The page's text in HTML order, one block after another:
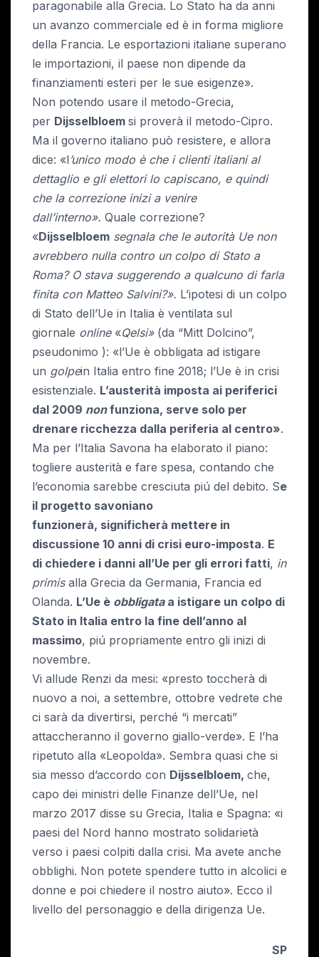
paragonabile alla Grecia. Lo Stato ha da anni
un avanzo commerciale ed è in forma migliore
della Francia. Le esportazioni italiane superano
le importazioni, il paese non dipende da
finanziamenti esteri per le sue esigenze».
Non potendo usare il metodo-Grecia,
per Dijsselbloem si proverà il metodo-Cipro.
Ma il governo italiano può resistere, e allora
dice: «l ’unico modo è che i clienti italiani al
dettaglio e gli elettori lo capiscano, e quindi
che la correzione inizi a venire
dall’interno». Quale correzione?
«Dijsselbloem segnala che le autorità Ue non
avrebbero nulla contro un colpo di Stato a
Roma? O stava suggerendo a qualcuno di farla
finita con Matteo Salvini?». L’ipotesi di un colpo
di Stato dell’Ue in Italia è ventilata sul
giornale online«Qelsi»(da “Mitt Dolcino”,
pseudonimo ): «l’Ue è obbligata ad istigare
un golpein Italia entro fine 2018; l’Ue è in crisi
esistenziale. L’austerità imposta ai periferici
dal 2009 nonfunziona, serve solo per
drenare ricchezza dalla periferia al centro».
Ma per l’Italia Savona ha elaborato il piano:
togliere austerità e fare spesa, contando che
l’economia sarebbe cresciuta piú del debito. Se
il progetto savoniano
funzionerà, significherà mettere in
discussione 10 anni di crisi euro-imposta. E
di chiedere i danni all’Ue per gli errori fatti, in
primisalla Grecia da Germania, Francia ed
Olanda. L’Ue è obbligataa istigare un colpo di
Stato in Italia entro la fine dell’anno al
massimo, piú propriamente entro gli inizi di
novembre.
Vi allude Renzi da mesi: «presto toccherà di
nuovo a noi, a settembre, ottobre vedrete che
ci sarà da divertirsi, perché “i mercati”
attaccheranno il governo giallo-verde». E l’ha
ripetuto alla «Leopolda». Sembra quasi che si
sia messo d’accordo con Dijsselbloem, che,
capo dei ministri delle Finanze dell’Ue, nel
marzo 2017 disse su Grecia, Italia e Spagna: «i
paesi del Nord hanno mostrato solidarietà
verso i paesi colpiti dalla crisi. Ma avete anche
obblighi. Non potete spendere tutto in alcolici e
donne e poi chiedere il nostro aiuto». Ecco il
livello del personaggio e della dirigenza Ue.
SP